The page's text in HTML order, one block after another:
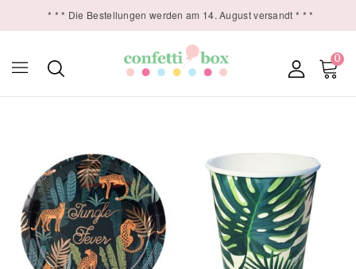
* * * Die Bestellungen werden am 14. August versandt * * *
0
favorite_border